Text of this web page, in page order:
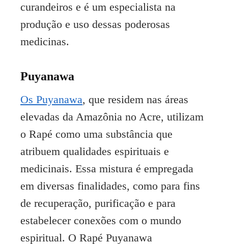
curandeiros e é um especialista na
produção e uso dessas poderosas
medicinas.
Puyanawa
Os Puyanawa, que residem nas áreas
elevadas da Amazônia no Acre, utilizam
o Rapé como uma substância que
atribuem qualidades espirituais e
medicinais. Essa mistura é empregada
em diversas finalidades, como para fins
de recuperação, purificação e para
estabelecer conexões com o mundo
espiritual. O Rapé Puyanawa